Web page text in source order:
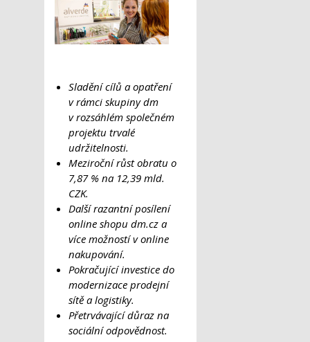
Sladění cílů a opatření
v rámci skupiny dm
v rozsáhlém společném
projektu trvalé
udržitelnosti.
Meziroční růst obratu o
7,87 % na 12,39 mld.
CZK.
Další razantní posílení
online shopu dm.cz a
více možností v online
nakupování.
Pokračující investice do
modernizace prodejní
sítě a logistiky.
Přetrvávající důraz na
sociální odpovědnost.